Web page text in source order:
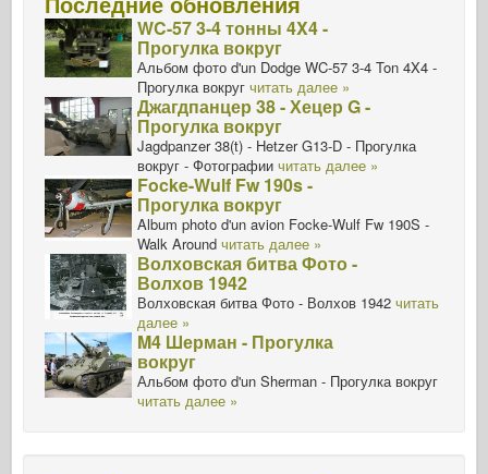
WC-57 3-4 тонны 4X4 -
Прогулка вокруг
Альбом фото d'un Dodge WC-57 3-4 Ton 4X4 -
Прогулка вокруг читать далее »
Джагдпанцер 38 - Хецер G -
Прогулка вокруг
Jagdpanzer 38(t) - Hetzer G13-D - Прогулка
вокруг - Фотографии читать далее »
Focke-Wulf Fw 190s -
Прогулка вокруг
Album photo d'un avion Focke-Wulf Fw 190S -
Walk Around читать далее »
Волховская битва Фото -
Волхов 1942
Волховская битва Фото - Волхов 1942 читать
далее »
M4 Шерман - Прогулка
вокруг
Альбом фото d'un Sherman - Прогулка вокруг
читать далее »